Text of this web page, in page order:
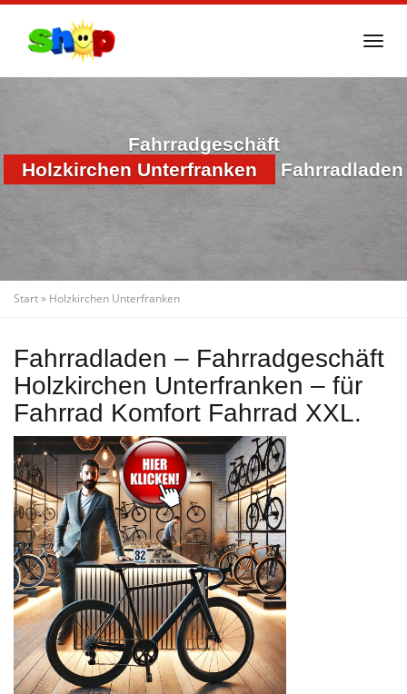
Fahrradgeschäft
Holzkirchen Unterfranken
Fahrradladen
Start» Holzkirchen Unterfranken
Fahrradladen – Fahrradgeschäft
Holzkirchen Unterfranken – für
Fahrrad Komfort Fahrrad XXL.